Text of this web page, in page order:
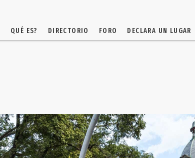
QUÉ ES? DIRECTORIO FORO DECLARA UN LUGAR